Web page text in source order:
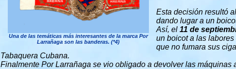
Una de las temáticas más interesantes de la marca Por
Larrañaga son las banderas. (*4)
Esta decisión resultó
dando lugar a un
Así, el 11 de
un boicot a las
que no fumara sus
Tabaquera Cubana.
Finalmente Por Larrañaga se vio obligado a devolver las máquinas